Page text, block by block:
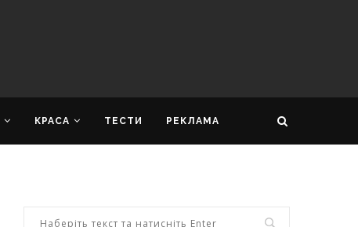
КРАСА ТЕСТИ РЕКЛАМА